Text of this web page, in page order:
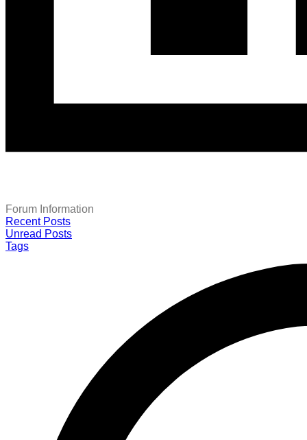
Forum Information
Recent Posts
Unread Posts
Tags